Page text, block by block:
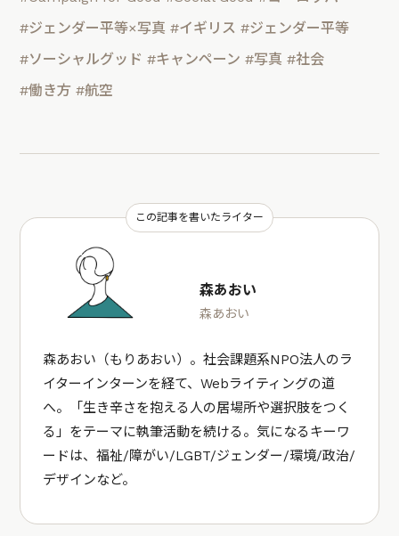
#ジェンダー平等×写真 #イギリス #ジェンダー平等
#ソーシャルグッド #キャンペーン #写真 #社会
#働き方 #航空
この記事を書いたライター
森あおい
森あおい
森あおい（もりあおい）。社会課題系NPO法人のラ
イターインターンを経て、Webライティングの道
へ。「生き辛さを抱える人の居場所や選択肢をつく
る」をテーマに執筆活動を続ける。気になるキーワ
ードは、福祉/障がい/LGBT/ジェンダー/環境/政治/
デザインなど。